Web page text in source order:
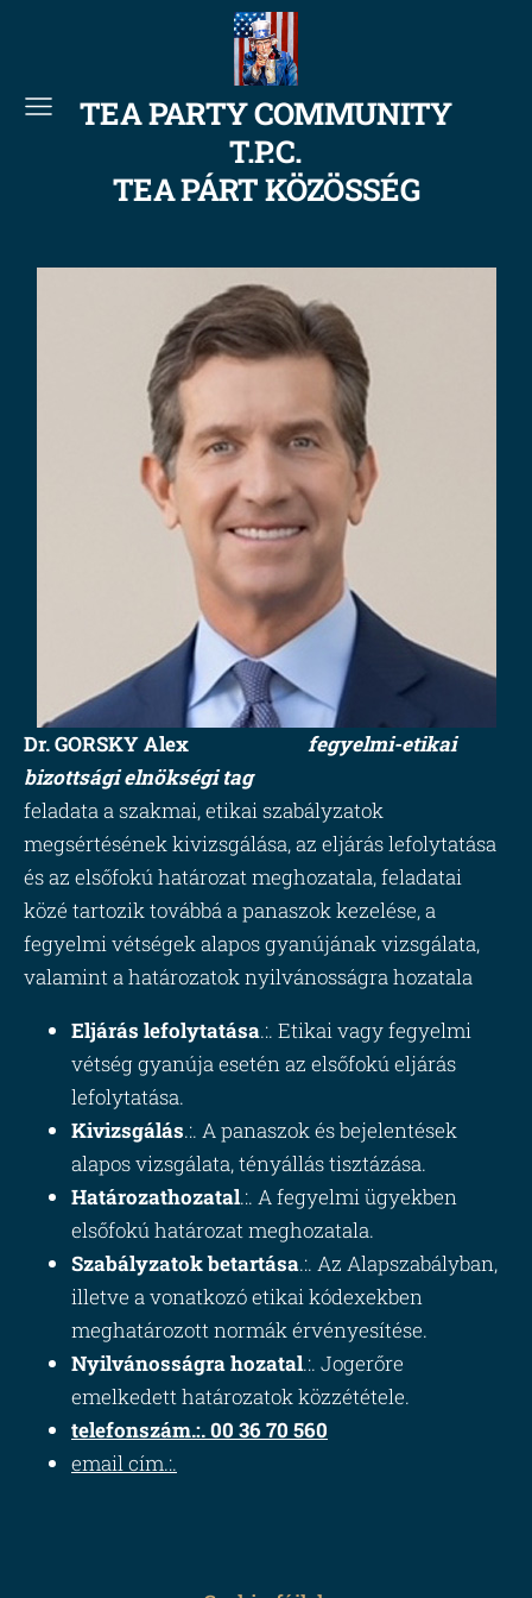
TEA PARTY COMMUNITY
T.P.C.
TEA PÁRT KÖZÖSSÉG
Dr. GORSKY Alex fegyelmi-etikai
bizottsági elnökségi tag
feladata a szakmai, etikai szabályzatok
megsértésének kivizsgálása, az eljárás lefolytatása
és az elsőfokú határozat meghozatala, feladatai
közé tartozik továbbá a panaszok kezelése, a
fegyelmi vétségek alapos gyanújának vizsgálata,
valamint a határozatok nyilvánosságra hozatala
Eljárás lefolytatása.:. Etikai vagy fegyelmi
vétség gyanúja esetén az elsőfokú eljárás
lefolytatása.
Kivizsgálás.:. A panaszok és bejelentések
alapos vizsgálata, tényállás tisztázása.
Határozathozatal.:. A fegyelmi ügyekben
elsőfokú határozat meghozatala.
Szabályzatok betartása.:. Az Alapszabályban,
illetve a vonatkozó etikai kódexekben
meghatározott normák érvényesítése.
Nyilvánosságra hozatal.:. Jogerőre
emelkedett határozatok közzététele.
telefonszám.:. 00 36 70 560
email cím.:.